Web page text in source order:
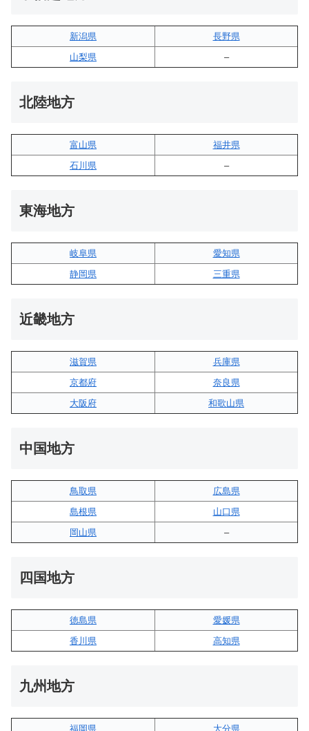
新潟県
長野県
山梨県
–
北陸地方
富山県
福井県
石川県
–
東海地方
岐阜県
愛知県
静岡県
三重県
近畿地方
滋賀県
兵庫県
京都府
奈良県
大阪府
和歌山県
中国地方
鳥取県
広島県
島根県
山口県
岡山県
–
四国地方
徳島県
愛媛県
香川県
高知県
九州地方
福岡県 大分県